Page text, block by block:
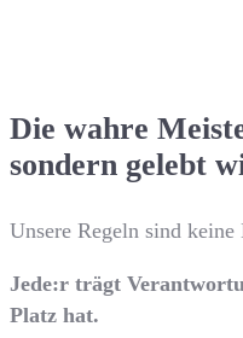
Die wahre
sondern gelebt
Unsere Regeln sind keine
Jede:r trägt
Platz hat.